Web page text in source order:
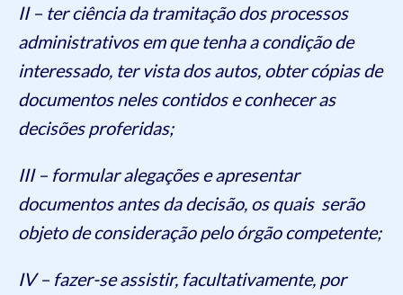
II – ter ciência da tramitação dos processos
administrativos em que tenha a condição de
interessado, ter vista dos autos, obter cópias de
documentos neles contidos e conhecer as
decisões proferidas;
III – formular alegações e apresentar
documentos antes da decisão, os quais serão
objeto de consideração pelo órgão competente;
IV – fazer-se assistir, facultativamente, por